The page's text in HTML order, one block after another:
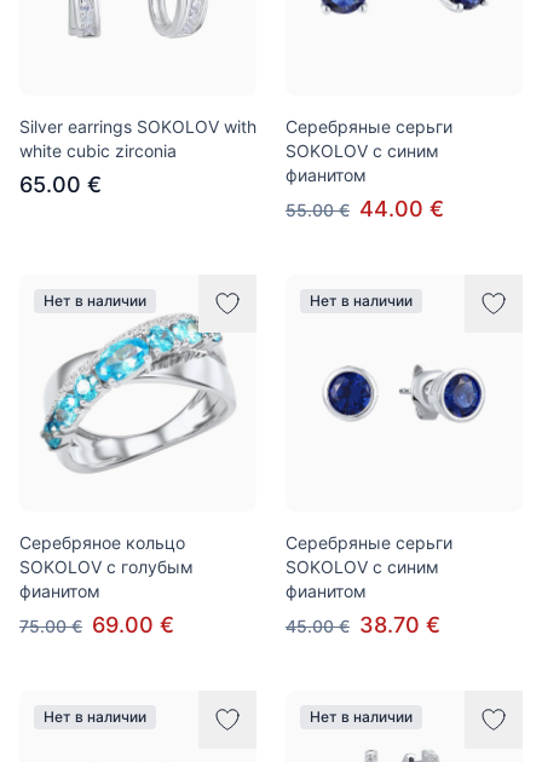
Silver earrings SOKOLOV with
white cubic zirconia
65.00 €
Серебряные серьги
SOKOLOV с синим
фианитом
55.00 € 44.00 €
Нет в наличии
Серебряное кольцо
SOKOLOV с голубым
фианитом
75.00 € 69.00 €
Нет в наличии
Серебряные серьги
SOKOLOV с синим
фианитом
45.00 € 38.70 €
Нет в наличии Нет в наличии